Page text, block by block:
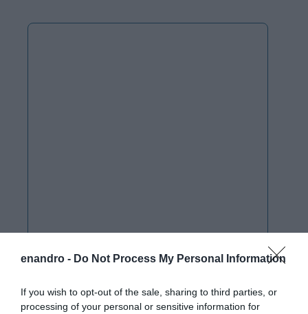
enandro - Do Not Process My Personal Information
If you wish to opt-out of the sale, sharing to third parties, or
processing of your personal or sensitive information for